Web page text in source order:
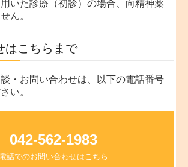
はこちらまで
・お問い合わせは、以下の電話番号
い。
042-562-1983
電話でのお問い合わせはこちら
いた診療（初診）の場合、向精神薬
ん。